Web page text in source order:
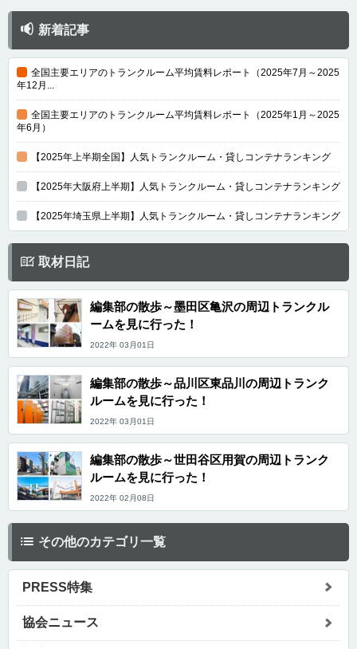
新着記事
全国主要エリアのトランクルーム平均賃料レポート（2025年7月～2025
年12月...
全国主要エリアのトランクルーム平均賃料レポート（2025年1月～2025
年6月）
【2025年上半期全国】人気トランクルーム・貸しコンテナランキング
【2025年大阪府上半期】人気トランクルーム・貸しコンテナランキング
【2025年埼玉県上半期】人気トランクルーム・貸しコンテナランキング
取材日記
編集部の散歩～墨田区亀沢の周辺トランクル
ームを見に行った！
2022年 03月01日
編集部の散歩～品川区東品川の周辺トランク
ルームを見に行った！
2022年 03月01日
編集部の散歩～世田谷区用賀の周辺トランク
ルームを見に行った！
2022年 02月08日
その他のカテゴリ一覧
PRESS特集
協会ニュース